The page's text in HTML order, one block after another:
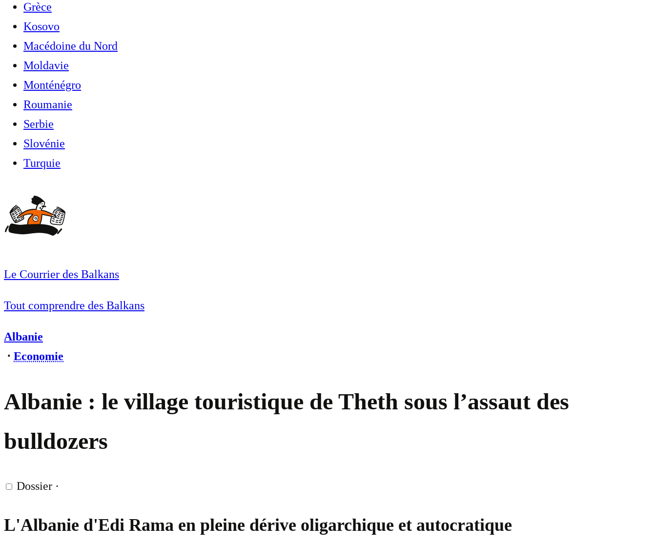
Grèce
Kosovo
Macédoine du Nord
Moldavie
Monténégro
Roumanie
Serbie
Slovénie
Turquie
Le Courrier des Balkans
Tout comprendre des Balkans
Albanie
⋅ Economie
Albanie : le village touristique de Theth sous l’assaut des
bulldozers
Dossier ·
L'Albanie d'Edi Rama en pleine dérive oligarchique et autocratique